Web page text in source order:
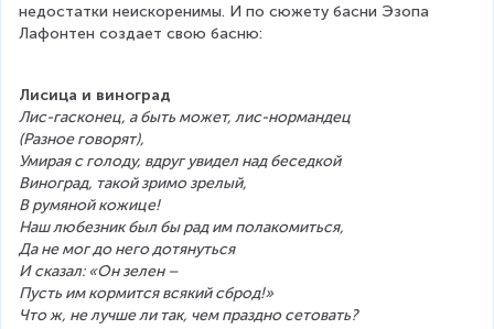
недостатки неискоренимы. И по сюжету басни Эзопа
Лафонтен создает свою басню:
Лисица и виноград
Лис-гасконец, а быть может, лис-нормандец
(Разное говорят),
Умирая с голоду, вдруг увидел над беседкой
Виноград, такой зримо зрелый,
В румяной кожице!
Наш любезник был бы рад им полакомиться,
Да не мог до него дотянуться
И сказал: «Он зелен –
Пусть им кормится всякий сброд!»
Что ж, не лучше ли так, чем праздно сетовать?